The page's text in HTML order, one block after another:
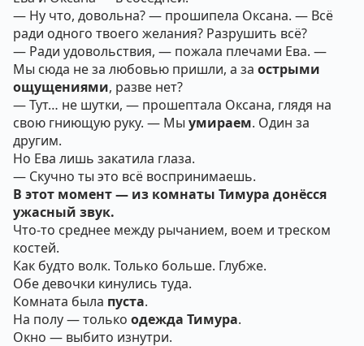
— Ну что, довольна? — прошипела Оксана. — Всё
ради одного твоего желания? Разрушить всё?
— Ради удовольствия, — пожала плечами Ева. —
Мы сюда не за любовью пришли, а за острыми
ощущениями, разве нет?
— Тут… не шутки, — прошептала Оксана, глядя на
свою гниющую руку. — Мы умираем. Один за
другим.
Но Ева лишь закатила глаза.
— Скучно ты это всё воспринимаешь.
В этот момент — из комнаты Тимура донёсся
ужасный звук.
Что-то среднее между рычанием, воем и треском
костей.
Как будто волк. Только больше. Глубже.
Обе девочки кинулись туда.
Комната была пуста.
На полу — только одежда Тимура.
Окно — выбито изнутри.